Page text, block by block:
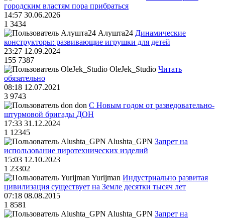
городским властям пора прибраться
14:57 30.06.2026
1 3434
Алушта24 Динамические
конструкторы: развивающие игрушки для детей
23:27 12.09.2024
155 7387
OleJek_Studio Читать
обязательно
08:18 12.07.2021
3 9743
don С Новым годом от разведовательно-
штурмовой бригады ДОН
17:33 31.12.2024
1 12345
Alushta_GPN Запрет на
использование пиротехнических изделий
15:03 12.10.2023
1 23302
Yurijman Индустриально развитая
цивилизация существует на Земле десятки тысяч лет
07:18 08.08.2015
1 8581
Alushta_GPN Запрет на